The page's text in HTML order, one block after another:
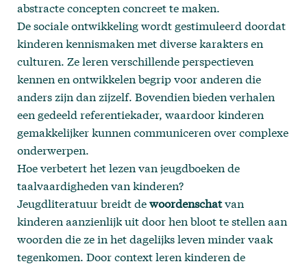
abstracte concepten concreet te maken.
De sociale ontwikkeling wordt gestimuleerd doordat
kinderen kennismaken met diverse karakters en
culturen. Ze leren verschillende perspectieven
kennen en ontwikkelen begrip voor anderen die
anders zijn dan zijzelf. Bovendien bieden verhalen
een gedeeld referentiekader, waardoor kinderen
gemakkelijker kunnen communiceren over complexe
onderwerpen.
Hoe verbetert het lezen van jeugdboeken de
taalvaardigheden van kinderen?
Jeugdliteratuur breidt dewoordenschatvan
kinderen aanzienlijk uit door hen bloot te stellen aan
woorden die ze in het dagelijks leven minder vaak
tegenkomen. Door context leren kinderen de